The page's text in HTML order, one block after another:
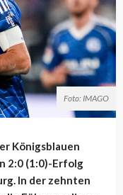
Foto: IMAGO
Königsblauen
2:0 (1:0)-Erfolg
In der zehnten